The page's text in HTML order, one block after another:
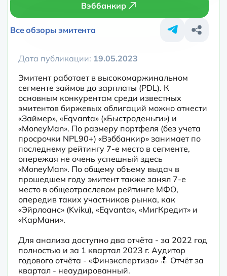
Вэббанкир
Все обзоры эмитента
Дата публикации: 19.05.2023
Эмитент работает в высокомаржинальном
сегменте займов до зарплаты (PDL). К
основным конкурентам среди известных
эмитентов биржевых облигаций можно отнести
«Займер», «Eqvanta» («Быстроденьги») и
«MoneyMan». По размеру портфеля (без учета
просрочки NPL90+) «Вэббанкир» занимает по
последнему рейтингу 7-е место в сегменте,
опережая не очень успешный здесь
«MoneyMan». По общему объему выдач в
прошедшем году эмитент также занял 7-е
место в общеотраслевом рейтинге МФО,
опередив таких участников рынка, как
«Эйрлоанс» (Kviku), «Eqvanta», «МигКредит» и
«КарМани».
Для анализа доступно два отчёта - за 2022 год
полностью и за 1 квартал 2023 г. Аудитор
годового отчёта - «Финэкспертиза» 🔝 Отчёт за
квартал - неаудированный.